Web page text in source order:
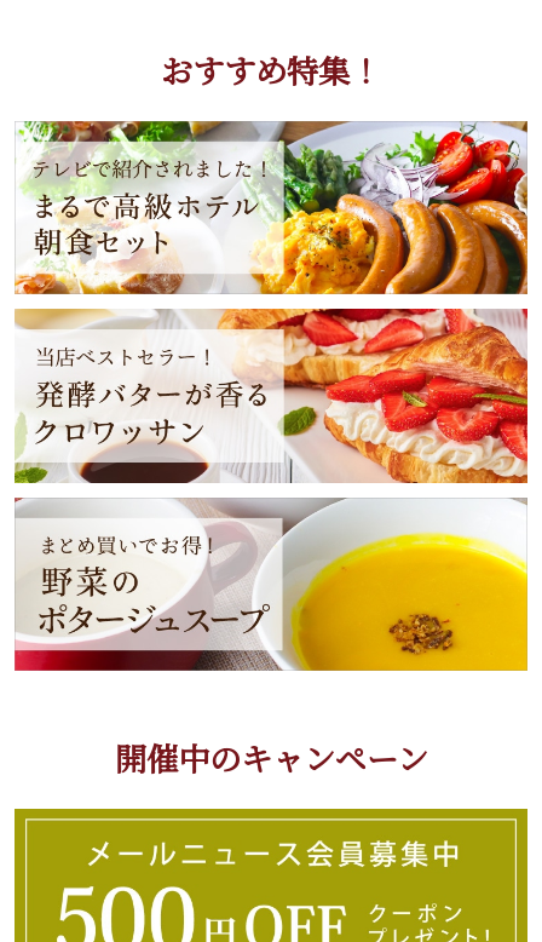
おすすめ特集！
開催中のキャンペーン